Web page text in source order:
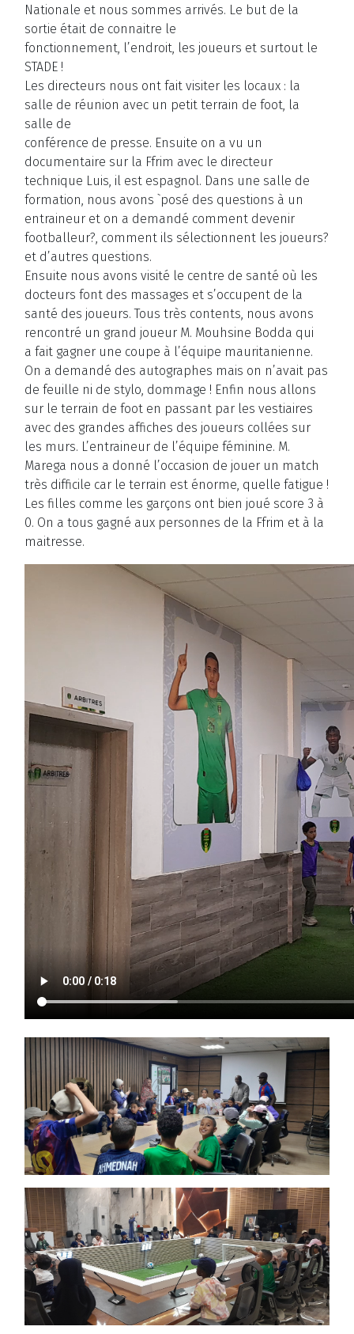
Nationale et nous sommes arrivés. Le but de la
sortie était de connaitre le
fonctionnement, l’endroit, les joueurs et surtout le
STADE !
Les directeurs nous ont fait visiter les locaux : la
salle de réunion avec un petit terrain de foot, la
salle de
conférence de presse. Ensuite on a vu un
documentaire sur la Ffrim avec le directeur
technique Luis, il est espagnol. Dans une salle de
formation, nous avons `posé des questions à un
entraineur et on a demandé comment devenir
footballeur?, comment ils sélectionnent les joueurs?
et d’autres questions.
Ensuite nous avons visité le centre de santé où les
docteurs font des massages et s’occupent de la
santé des joueurs. Tous très contents, nous avons
rencontré un grand joueur M. Mouhsine Bodda qui
a fait gagner une coupe à l’équipe mauritanienne.
On a demandé des autographes mais on n’avait pas
de feuille ni de stylo, dommage ! Enfin nous allons
sur le terrain de foot en passant par les vestiaires
avec des grandes affiches des joueurs collées sur
les murs. L’entraineur de l’équipe féminine. M.
Marega nous a donné l’occasion de jouer un match
très difficile car le terrain est énorme, quelle fatigue !
Les filles comme les garçons ont bien joué score 3 à
0. On a tous gagné aux personnes de la Ffrim et à la
maitresse.